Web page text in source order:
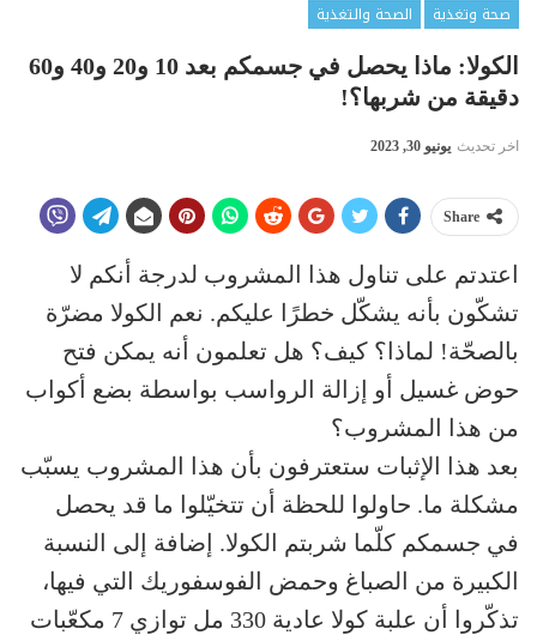
صحة وتغذية
الصحة والتغذية
الكولا: ماذا يحصل في جسمكم بعد 10 و20 و40 و60
دقيقة من شربها؟!
اخر تحديث يونيو 30, 2023
Share
اعتدتم على تناول هذا المشروب لدرجة أنكم لا
تشكّون بأنه يشكّل خطرًا عليكم. نعم الكولا مضرّة
بالصحّة! لماذا؟ كيف؟ هل تعلمون أنه يمكن فتح
حوض غسيل أو إزالة الرواسب بواسطة بضع أكواب
من هذا المشروب؟
بعد هذا الإثبات ستعترفون بأن هذا المشروب يسبّب
مشكلة ما. حاولوا للحظة أن تتخيّلوا ما قد يحصل
في جسمكم كلّما شربتم الكولا. إضافة إلى النسبة
الكبيرة من الصباغ وحمض الفوسفوريك التي فيها،
تذكّروا أن علبة كولا عادية 330 مل توازي 7 مكعّبات